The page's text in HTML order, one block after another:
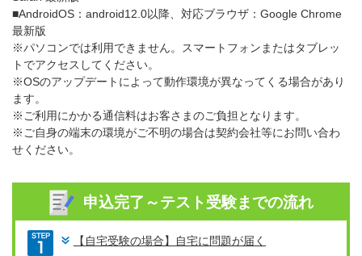
■AndroidOS：android12.0以降、対応ブラウザ：Google Chrome
最新版
※パソコンでは利用できません。スマートフォンまたはタブレッ
トでアクセスしてください。
※OSのアップデートによって動作環境が異なってくる場合があり
ます。
※ご利用にかかる通信料はお客さまのご負担となります。
※ご自身の端末の環境がご不明の場合は契約会社等にお問い合わ
せください。
申込完了～テスト受験までの流れ
【自宅受験の場合】自宅に問題が届く